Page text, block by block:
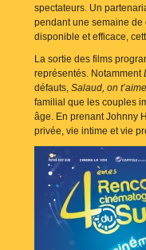
spectateurs. Un
pendant une semaine
disponible et efficace,
La sortie des films
représentés. Notamment
défauts, Salaud, on t’aime
familial que les couples
âge. En prenant Johnny
privée, vie intime et vie